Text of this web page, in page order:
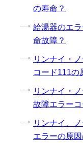
の寿命？
給湯器のエ
命故障？
リンナイ・
コード111の
リンナイ・
故障エラーコ
リンナイ、
エラーの原因